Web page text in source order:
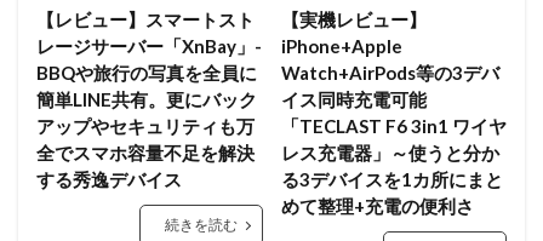
【レビュー】スマートスト
レージサーバー「XnBay」-
BBQや旅行の写真を全員に
簡単LINE共有。更にバック
アップやセキュリティも万
全でスマホ容量不足を解決
する秀逸デバイス
続きを読む
【実機レビュー】
iPhone+Apple
Watch+AirPods等の3デバ
イス同時充電可能
「TECLAST F6 3in1 ワイヤ
レス充電器」～使うと分か
る3デバイスを1カ所にまと
めて整理+充電の便利さ